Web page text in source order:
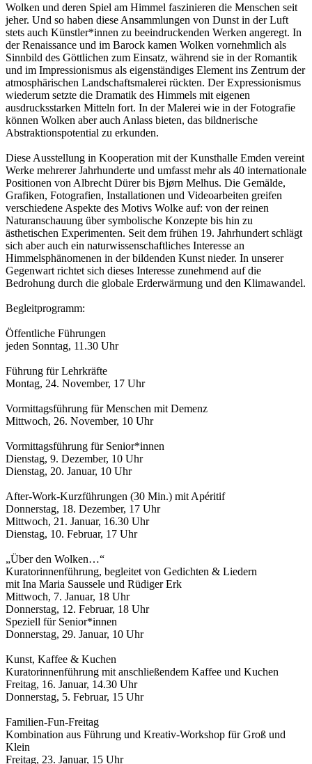
Wolken und deren Spiel am Himmel faszinieren die Menschen seit
jeher. Und so haben diese Ansammlungen von Dunst in der Luft
stets auch Künstler*innen zu beeindruckenden Werken angeregt. In
der Renaissance und im Barock kamen Wolken vornehmlich als
Sinnbild des Göttlichen zum Einsatz, während sie in der Romantik
und im Impressionismus als eigenständiges Element ins Zentrum der
atmosphärischen Landschaftsmalerei rückten. Der Expressionismus
wiederum setzte die Dramatik des Himmels mit eigenen
ausdrucksstarken Mitteln fort. In der Malerei wie in der Fotografie
können Wolken aber auch Anlass bieten, das bildnerische
Abstraktionspotential zu erkunden.
Diese Ausstellung in Kooperation mit der Kunsthalle Emden vereint
Werke mehrerer Jahrhunderte und umfasst mehr als 40 internationale
Positionen von Albrecht Dürer bis Bjørn Melhus. Die Gemälde,
Grafiken, Fotografien, Installationen und Videoarbeiten greifen
verschiedene Aspekte des Motivs Wolke auf: von der reinen
Naturanschauung über symbolische Konzepte bis hin zu
ästhetischen Experimenten. Seit dem frühen 19. Jahrhundert schlägt
sich aber auch ein naturwissenschaftliches Interesse an
Himmelsphänomenen in der bildenden Kunst nieder. In unserer
Gegenwart richtet sich dieses Interesse zunehmend auf die
Bedrohung durch die globale Erderwärmung und den Klimawandel.
Begleitprogramm:
Öffentliche Führungen
jeden Sonntag, 11.30 Uhr
Führung für Lehrkräfte
Montag, 24. November, 17 Uhr
Vormittagsführung für Menschen mit Demenz
Mittwoch, 26. November, 10 Uhr
Vormittagsführung für Senior*innen
Dienstag, 9. Dezember, 10 Uhr
Dienstag, 20. Januar, 10 Uhr
After-Work-Kurzführungen (30 Min.) mit Apéritif
Donnerstag, 18. Dezember, 17 Uhr
Mittwoch, 21. Januar, 16.30 Uhr
Dienstag, 10. Februar, 17 Uhr
„Über den Wolken…“
Kuratorinnenführung, begleitet von Gedichten & Liedern
mit Ina Maria Saussele und Rüdiger Erk
Mittwoch, 7. Januar, 18 Uhr
Donnerstag, 12. Februar, 18 Uhr
Speziell für Senior*innen
Donnerstag, 29. Januar, 10 Uhr
Kunst, Kaffee & Kuchen
Kuratorinnenführung mit anschließendem Kaffee und Kuchen
Freitag, 16. Januar, 14.30 Uhr
Donnerstag, 5. Februar, 15 Uhr
Familien-Fun-Freitag
Kombination aus Führung und Kreativ-Workshop für Groß und
Klein
Freitag, 23. Januar, 15 Uhr